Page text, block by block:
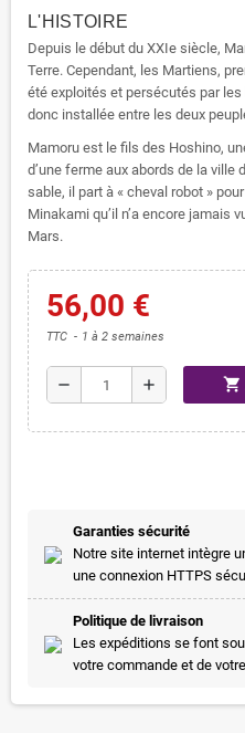
L'HISTOIRE
Depuis le début du XXIe siècle,
Terre. Cependant, les Martiens,
été exploités et persécutés par
donc installée entre les deux
Mamoru est le fils des Hoshino,
d’une ferme aux abords de la ville
sable, il part à « cheval robot »
Minakami qu’il n’a encore jamais
Mars.
56,00 €
TTC 1 à 2 semaines
remove add shopping_cart
Garanties sécurité
Notre site internet intègre
une connexion HTTPS
Politique de livraison
Les expéditions se font
votre commande et de